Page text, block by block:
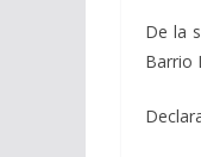
De la
Barrio